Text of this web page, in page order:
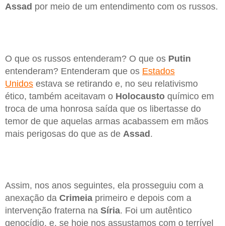
Assad por meio de um entendimento com os russos.
O que os russos entenderam? O que os Putin
entenderam? Entenderam que os Estados
Unidos estava se retirando e, no seu relativismo
ético, também aceitavam o Holocausto químico em
troca de uma honrosa saída que os libertasse do
temor de que aquelas armas acabassem em mãos
mais perigosas do que as de Assad.
Assim, nos anos seguintes, ela prosseguiu com a
anexação da Crimeia primeiro e depois com a
intervenção fraterna na Síria. Foi um autêntico
genocídio, e, se hoje nos assustamos com o terrível